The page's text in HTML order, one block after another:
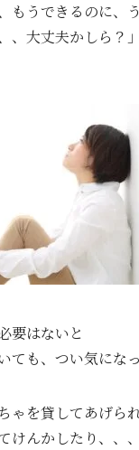
もうできるのに、
、大丈夫かしら？」
要はないと
ても、つい気にな
ゃを貸してあげら
けんかしたり、、、